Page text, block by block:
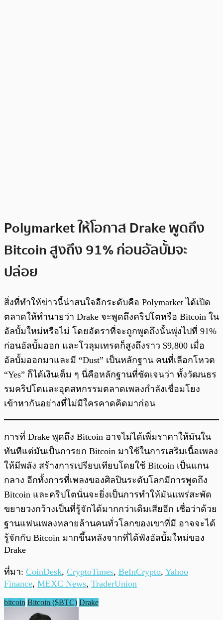
Polymarket ให้โอกาส Drake พูดถึง
Bitcoin สูงถึง 91% ก่อนอัลบั้มจะ
ปล่อย
สิ่งที่ทำให้ข่าวนี้น่าสนใจอีกระดับคือ Polymarket ได้เปิด
ตลาดให้ทำนายว่า Drake จะพูดถึงคริปโตหรือ Bitcoin ใน
อัลบั้มใหม่หรือไม่ โดยอัตราที่จะถูกพูดถึงนั้นพุ่งไปที่ 91%
ก่อนอัลบั้มออก และโวลุมเทรดก็สูงถึงราว $9,800 เมื่อ
อัลบั้มออกมาและมี “Dust” เป็นหลักฐาน คนที่เลือกโหวต
“Yes” ก็ได้เงินเต็ม ๆ นี่คือหลักฐานที่ชัดเจนว่า ทั้งวัฒนธร
รมคริปโตและอุตสหกรรมตลาดเพลงกำลังเชื่อมโยง
เข้าหากันอย่างที่ไม่มีใครคาดคิดมาก่อน
การที่ Drake พูดถึง Bitcoin อาจไม่ได้เพิ่มราคาให้มันใน
ทันทีแต่มันเป็นการยก Bitcoin มาใช้ในการเสริมเนื้อเพลง
ให้มีพลัง สร้างการเปรียบเทียบโดยใช้ Bitcoin เป็นแกน
กลาง อีกทั้งการที่เพลงของศิลปินระดับโลกมีการพูดถึง
Bitcoin และคริปโตนั่นจะยิ่งเป็นการทำให้มันแพร่สะพัด
ขยายวงกว้างเป็นที่รู้จักได้มากกว่าเดิมเสียอีก เชื่อว่าด้วย
ฐานแฟนเพลงหลายล้านคนทั่วโลกของเขาที่มี อาจจะได้
รู้จักกับ Bitcoin มากขึ้นหลังจากที่ได้ฟังอัลบั้มใหม่ของ
Drake
ที่มา: CoinDesk, CryptoTimes, BeInCrypto, Yahoo
Finance, MEXC News, TraderUnion
bitcoin Bitcoin ($BTC) Drake